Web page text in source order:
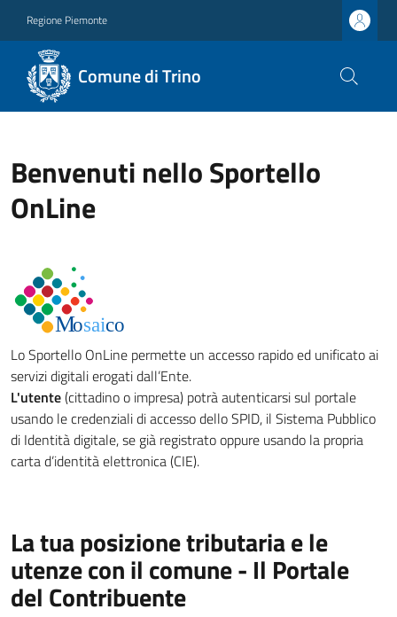
Regione Piemonte
Comune di Trino
Benvenuti nello Sportello
OnLine
Lo Sportello OnLine permette un accesso rapido ed unificato ai
servizi digitali erogati dall’Ente.
L'utente(cittadino o impresa) potrà autenticarsi sul portale
usando le credenziali di accesso dello SPID, il Sistema Pubblico
di Identità digitale, se già registrato oppure usando la propria
carta d’identità elettronica (CIE).
La tua posizione tributaria e le
utenze con il comune - Il Portale
del Contribuente